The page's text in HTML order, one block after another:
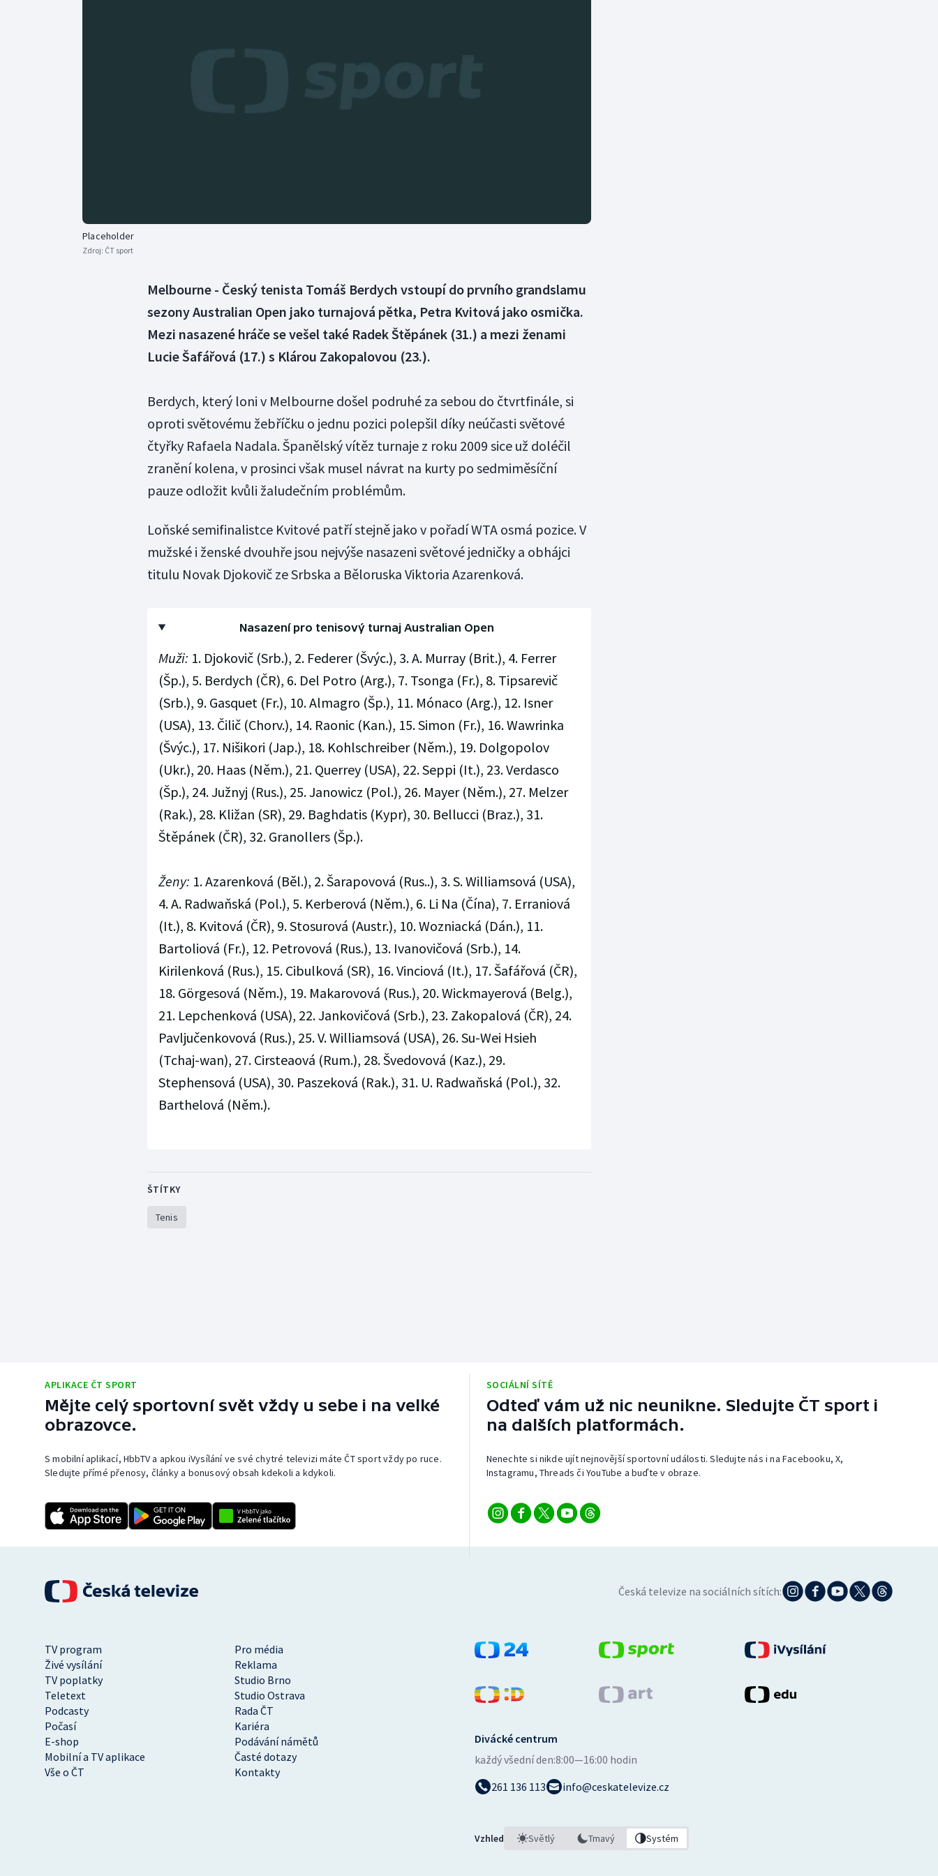
Placeholder
Zdroj: ČT sport
Melbourne - Český tenista Tomáš Berdych vstoupí do prvního grandslamu
sezony Australian Open jako turnajová pětka, Petra Kvitová jako osmička.
Mezi nasazené hráče se vešel také Radek Štěpánek (31.) a mezi ženami
Lucie Šafářová (17.) s Klárou Zakopalovou (23.).
Berdych, který loni v Melbourne došel podruhé za sebou do čtvrtfinále, si
oproti světovému žebříčku o jednu pozici polepšil díky neúčasti světové
čtyřky Rafaela Nadala. Španělský vítěz turnaje z roku 2009 sice už doléčil
zranění kolena, v prosinci však musel návrat na kurty po sedmiměsíční
pauze odložit kvůli žaludečním problémům.
Loňské semifinalistce Kvitové patří stejně jako v pořadí WTA osmá pozice. V
mužské i ženské dvouhře jsou nejvýše nasazeni světové jedničky a obhájci
titulu Novak Djokovič ze Srbska a Běloruska Viktoria Azarenková.
Nasazení pro tenisový turnaj Australian Open
Muži: 1. Djokovič (Srb.), 2. Federer (Švýc.), 3. A. Murray (Brit.), 4. Ferrer
(Šp.), 5. Berdych (ČR), 6. Del Potro (Arg.), 7. Tsonga (Fr.), 8. Tipsarevič
(Srb.), 9. Gasquet (Fr.), 10. Almagro (Šp.), 11. Mónaco (Arg.), 12. Isner
(USA), 13. Čilič (Chorv.), 14. Raonic (Kan.), 15. Simon (Fr.), 16. Wawrinka
(Švýc.), 17. Nišikori (Jap.), 18. Kohlschreiber (Něm.), 19. Dolgopolov
(Ukr.), 20. Haas (Něm.), 21. Querrey (USA), 22. Seppi (It.), 23. Verdasco
(Šp.), 24. Južnyj (Rus.), 25. Janowicz (Pol.), 26. Mayer (Něm.), 27. Melzer
(Rak.), 28. Kližan (SR), 29. Baghdatis (Kypr), 30. Bellucci (Braz.), 31.
Štěpánek (ČR), 32. Granollers (Šp.).
Ženy: 1. Azarenková (Běl.), 2. Šarapovová (Rus..), 3. S. Williamsová (USA),
4. A. Radwaňská (Pol.), 5. Kerberová (Něm.), 6. Li Na (Čína), 7. Erraniová
(It.), 8. Kvitová (ČR), 9. Stosurová (Austr.), 10. Wozniacká (Dán.), 11.
Bartoliová (Fr.), 12. Petrovová (Rus.), 13. Ivanovičová (Srb.), 14.
Kirilenková (Rus.), 15. Cibulková (SR), 16. Vinciová (It.), 17. Šafářová (ČR),
18. Görgesová (Něm.), 19. Makarovová (Rus.), 20. Wickmayerová (Belg.),
21. Lepchenková (USA), 22. Jankovičová (Srb.), 23. Zakopalová (ČR), 24.
Pavljučenkovová (Rus.), 25. V. Williamsová (USA), 26. Su-Wei Hsieh
(Tchaj-wan), 27. Cirsteaová (Rum.), 28. Švedovová (Kaz.), 29.
Stephensová (USA), 30. Paszeková (Rak.), 31. U. Radwaňská (Pol.), 32.
Barthelová (Něm.).
ŠTÍTKY
Tenis
APLIKACE ČT SPORT
Mějte celý sportovní svět vždy u sebe i na velké
obrazovce.
S mobilní aplikací, HbbTV a apkou iVysílání ve své chytré televizi máte ČT sport vždy po ruce.
Sledujte přímé přenosy, články a bonusový obsah kdekoli a kdykoli.
SOCIÁLNÍ SÍTĚ
Odteď vám už nic neunikne. Sledujte ČT sport i
na dalších platformách.
Nenechte si nikde ujít nejnovější sportovní události. Sledujte nás i na Facebooku, X,
Instagramu, Threads či YouTube a buďte v obraze.
Česká televize na sociálních sítích:
TV program
Pro média
Živé vysílání
Reklama
TV poplatky
Studio Brno
Teletext
Studio Ostrava
Podcasty
Rada ČT
Počasí
Kariéra
E-shop
Podávání námětů
Mobilní a TV aplikace
Časté dotazy
Vše o ČT
Kontakty
Divácké centrum
každý všední den:8:00—16:00 hodin
261 136 113
info@ceskatelevize.cz
Vzhled Světlý Tmavý Systém